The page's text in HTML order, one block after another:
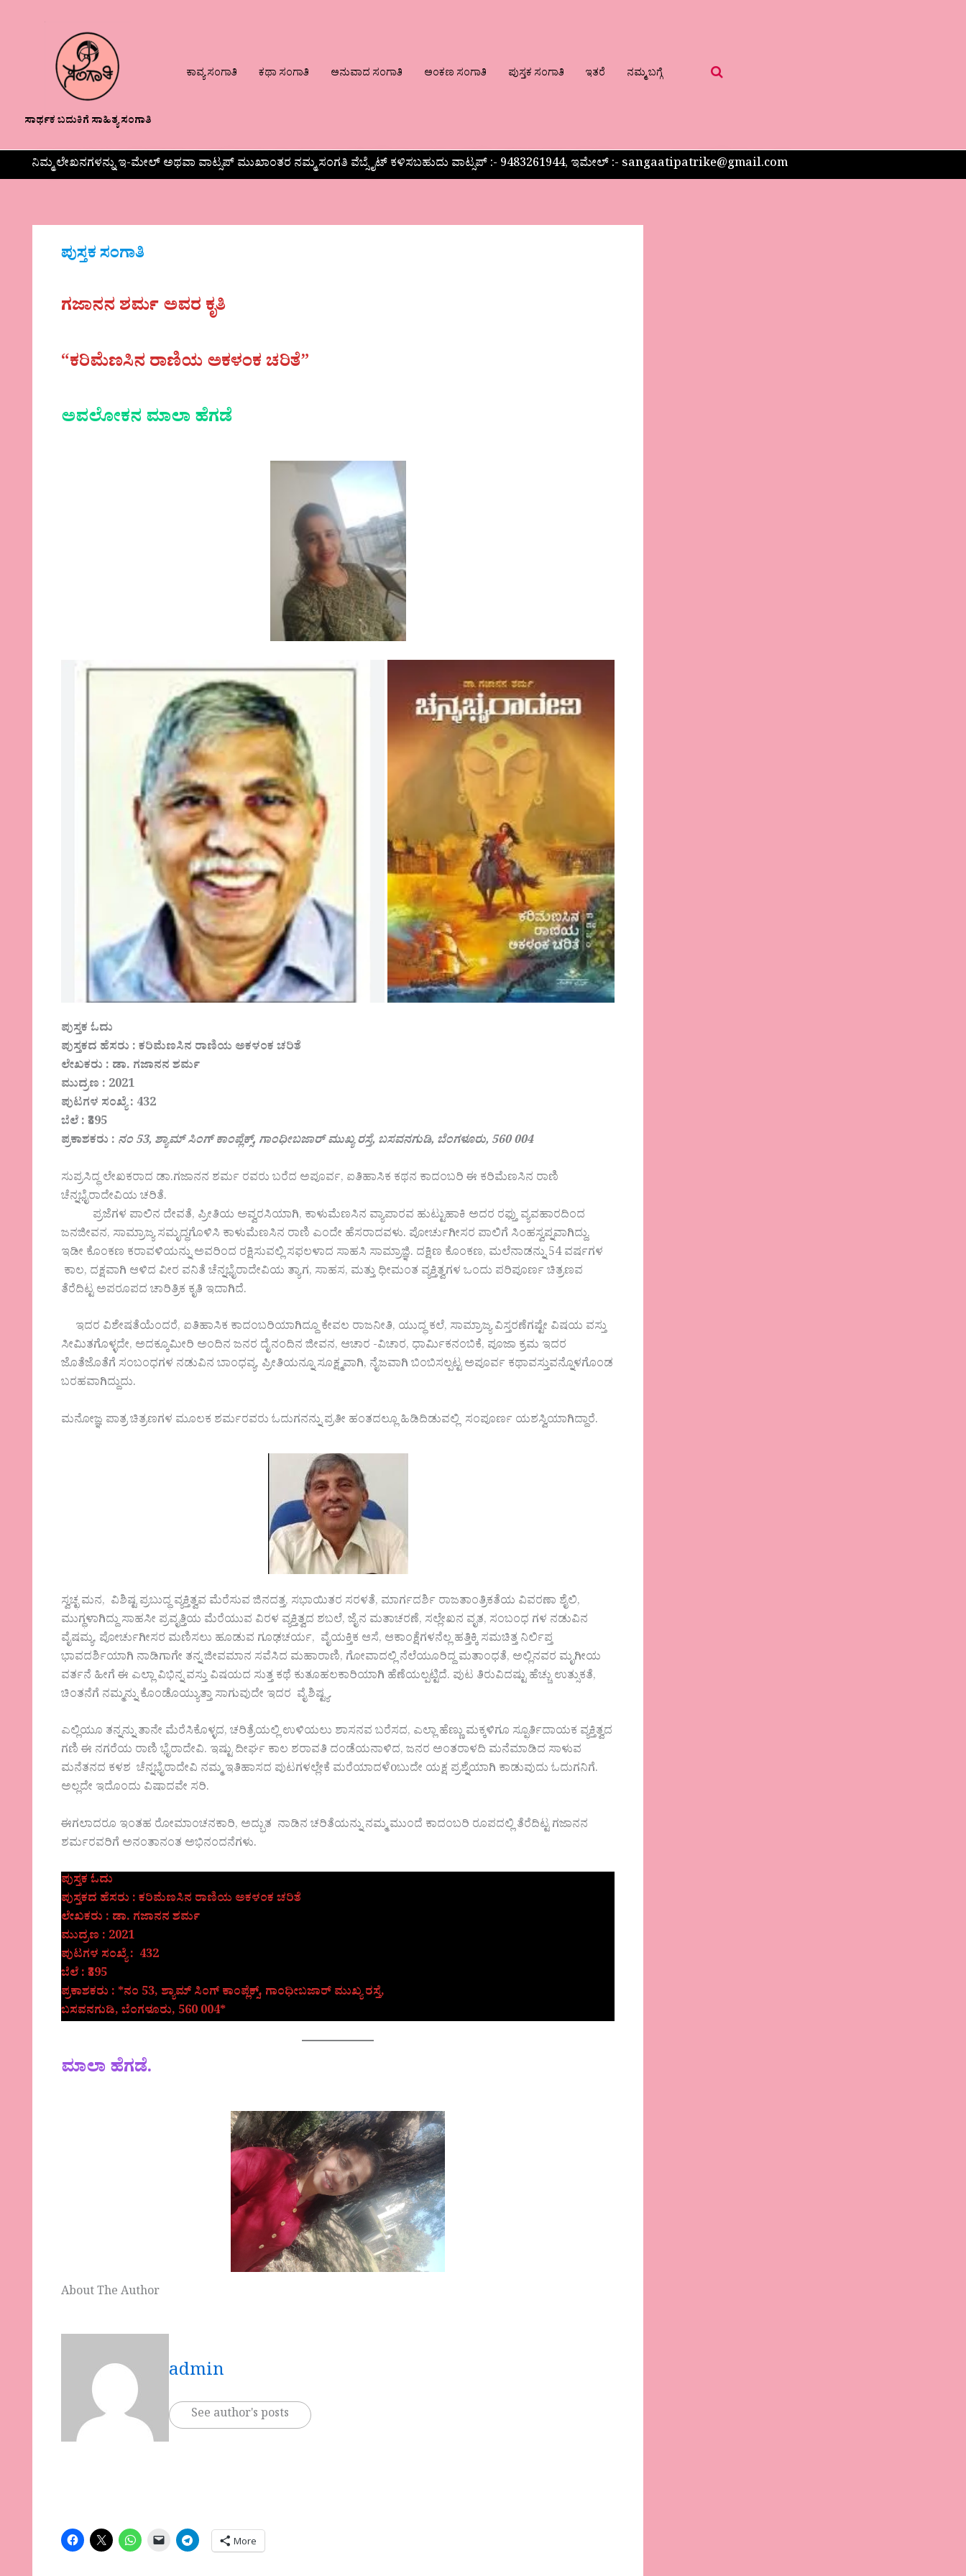
ಸಾರ್ಥಕ ಬದುಕಿಗೆ ಸಾಹಿತ್ಯ ಸಂಗಾತಿ
ಕಾವ್ಯ ಸಂಗಾತಿ ಕಥಾ ಸಂಗಾತಿ ಅನುವಾದ ಸಂಗಾತಿ ಅಂಕಣ ಸಂಗಾತಿ ಪುಸ್ತಕ ಸಂಗಾತಿ ಇತರೆ ನಮ್ಮ ಬಗ್ಗೆ
ನಿಮ್ಮ ಲೇಖನಗಳನ್ನು ಇ-ಮೇಲ್ ಅಥವಾ ವಾಟ್ಸಪ್ ಮುಖಾಂತರ ನಮ್ಮ ಸಂಗತಿ ವೆಬ್ಸೈಟ್ ಕಳಿಸಬಹುದು ವಾಟ್ಸಪ್‌ :- 9483261944, ಇಮೇಲ್ :- sangaatipatrike@gmail.com
ಪುಸ್ತಕ ಸಂಗಾತಿ
ಗಜಾನನ ಶರ್ಮ ಅವರ ಕೃತಿ
“ಕರಿಮೆಣಸಿನ ರಾಣಿಯ ಅಕಳಂಕ ಚರಿತೆ”
ಅವಲೋಕನ ಮಾಲಾ ಹೆಗಡೆ
ಪುಸ್ತಕ ಓದು
ಪುಸ್ತಕದ ಹೆಸರು : ಕರಿಮೆಣಸಿನ ರಾಣಿಯ ಅಕಳಂಕ ಚರಿತೆ
ಲೇಖಕರು : ಡಾ. ಗಜಾನನ ಶರ್ಮ
ಮುದ್ರಣ : 2021
ಪುಟಗಳ ಸಂಖ್ಯೆ : 432
ಬೆಲೆ : ₹395
ಪ್ರಕಾಶಕರು : ನಂ 53, ಶ್ಯಾಮ್ ಸಿಂಗ್ ಕಾಂಪ್ಲೆಕ್ಸ್, ಗಾಂಧೀಬಜಾರ್ ಮುಖ್ಯ ರಸ್ತೆ, ಬಸವನಗುಡಿ, ಬೆಂಗಳೂರು, 560 004
ಸುಪ್ರಸಿದ್ಧ ಲೇಖಕರಾದ ಡಾ.ಗಜಾನನ ಶರ್ಮ ರವರು ಬರೆದ ಅಪೂರ್ವ, ಐತಿಹಾಸಿಕ ಕಥನ ಕಾದಂಬರಿ ಈ ಕರಿಮೆಣಸಿನ ರಾಣಿ
ಚೆನ್ನಭೈರಾದೇವಿಯ ಚರಿತೆ.
ಪ್ರಜೆಗಳ ಪಾಲಿನ ದೇವತೆ, ಪ್ರೀತಿಯ ಅವ್ವರಸಿಯಾಗಿ, ಕಾಳುಮೆಣಸಿನ ವ್ಯಾಪಾರವ ಹುಟ್ಟುಹಾಕಿ ಅದರ ರಫ್ತು ವ್ಯವಹಾರದಿಂದ
ಜನಜೀವನ, ಸಾಮ್ರಾಜ್ಯ ಸಮೃದ್ಧಗೊಳಿಸಿ ಕಾಳುಮೆಣಸಿನ ರಾಣಿ ಎಂದೇ ಹೆಸರಾದವಳು. ಪೋರ್ಚುಗೀಸರ ಪಾಲಿಗೆ ಸಿಂಹಸ್ವಪ್ನವಾಗಿದ್ದು,
ಇಡೀ ಕೊಂಕಣ ಕರಾವಳಿಯನ್ನು ಅವರಿಂದ ರಕ್ಷಿಸುವಲ್ಲಿ ಸಫಲಳಾದ ಸಾಹಸಿ ಸಾಮ್ರಾಜ್ಞಿ. ದಕ್ಷಿಣ ಕೊಂಕಣ, ಮಲೆನಾಡನ್ನು 54 ವರ್ಷಗಳ
ಕಾಲ, ದಕ್ಷವಾಗಿ ಆಳಿದ ವೀರ ವನಿತೆ ಚೆನ್ನಭೈರಾದೇವಿಯ ತ್ಯಾಗ, ಸಾಹಸ, ಮತ್ತು ಧೀಮಂತ ವ್ಯಕ್ತಿತ್ವಗಳ ಒಂದು ಪರಿಪೂರ್ಣ ಚಿತ್ರಣವ
ತೆರೆದಿಟ್ಟ ಅಪರೂಪದ ಚಾರಿತ್ರಿಕ ಕೃತಿ ಇದಾಗಿದೆ.
ಇದರ ವಿಶೇಷತೆಯೆಂದರೆ, ಐತಿಹಾಸಿಕ ಕಾದಂಬರಿಯಾಗಿದ್ದೂ ಕೇವಲ ರಾಜನೀತಿ, ಯುದ್ಧ ಕಲೆ, ಸಾಮ್ರಾಜ್ಯ ವಿಸ್ತರಣೆಗಷ್ಟೇ ವಿಷಯ ವಸ್ತು
ಸೀಮಿತಗೊಳ್ಳದೇ, ಅದಕ್ಕೂಮೀರಿ ಅಂದಿನ ಜನರ ದೈನಂದಿನ ಜೀವನ, ಆಚಾರ -ವಿಚಾರ, ಧಾರ್ಮಿಕನಂಬಿಕೆ, ಪೂಜಾ ಕ್ರಮ ಇದರ
ಜೊತೆಜೊತೆಗೆ ಸಂಬಂಧಗಳ ನಡುವಿನ ಬಾಂಧವ್ಯ, ಪ್ರೀತಿಯನ್ನೂ ಸೂಕ್ಷ್ಮವಾಗಿ, ನೈಜವಾಗಿ ಬಿಂಬಿಸಲ್ಪಟ್ಟ ಅಪೂರ್ವ ಕಥಾವಸ್ತುವನ್ನೊಳಗೊಂಡ
ಬರಹವಾಗಿದ್ದುದು.
ಮನೋಜ್ಞ ಪಾತ್ರ ಚಿತ್ರಣಗಳ ಮೂಲಕ ಶರ್ಮರವರು ಓದುಗನನ್ನು ಪ್ರತೀ ಹಂತದಲ್ಲೂ ಹಿಡಿದಿಡುವಲ್ಲಿ ಸಂಪೂರ್ಣ ಯಶಸ್ವಿಯಾಗಿದ್ದಾರೆ.
ಸ್ವಚ್ಛ ಮನ, ವಿಶಿಷ್ಟ ಪ್ರಬುದ್ಧ ವ್ಯಕ್ತಿತ್ವವ ಮೆರೆಸುವ ಜಿನದತ್ತ, ಸಭಾಯಿತರ ಸರಳತೆ, ಮಾರ್ಗದರ್ಶಿ ರಾಜತಾಂತ್ರಿಕತೆಯ ವಿವರಣಾ ಶೈಲಿ,
ಮುಗ್ಧಳಾಗಿದ್ದು ಸಾಹಸೀ ಪ್ರವೃತ್ತಿಯ ಮೆರೆಯುವ ವಿರಳ ವ್ಯಕ್ತಿತ್ವದ ಶಬಲೆ, ಜೈನ ಮತಾಚರಣೆ, ಸಲ್ಲೇಖನ ವೃತ, ಸಂಬಂಧ ಗಳ ನಡುವಿನ
ವೈಷಮ್ಯ, ಪೋರ್ಚುಗೀಸರ ಮಣಿಸಲು ಹೂಡುವ ಗೂಢಚರ್ಯ, ವೈಯಕ್ತಿಕ ಆಸೆ, ಆಕಾಂಕ್ಷೆಗಳನೆಲ್ಲ ಹತ್ತಿಕ್ಕಿ ಸಮಚಿತ್ತ ನಿರ್ಲಿಪ್ತ
ಭಾವದರ್ಶಿಯಾಗಿ ನಾಡಿಗಾಗೇ ತನ್ನ ಜೀವಮಾನ ಸವೆಸಿದ ಮಹಾರಾಣಿ, ಗೋವಾದಲ್ಲಿ ನೆಲೆಯೂರಿದ್ದ ಮತಾಂಧತೆ, ಅಲ್ಲಿನವರ ಮೃಗೀಯ
ವರ್ತನೆ ಹೀಗೆ ಈ ಎಲ್ಲಾ ವಿಭಿನ್ನ ವಸ್ತು ವಿಷಯದ ಸುತ್ತ ಕಥೆ ಕುತೂಹಲಕಾರಿಯಾಗಿ ಹೆಣೆಯಲ್ಪಟ್ಟಿದೆ. ಪುಟ ತಿರುವಿದಷ್ಟು ಹೆಚ್ಚು ಉತ್ಸುಕತೆ,
ಚಿಂತನೆಗೆ ನಮ್ಮನ್ನು ಕೊಂಡೊಯ್ಯುತ್ತಾ ಸಾಗುವುದೇ ಇದರ ವೈಶಿಷ್ಟ್ಯ.
ಎಲ್ಲಿಯೂ ತನ್ನನ್ನು ತಾನೇ ಮೆರೆಸಿಕೊಳ್ಳದ, ಚರಿತ್ರೆಯಲ್ಲಿ ಉಳಿಯಲು ಶಾಸನವ ಬರೆಸದ, ಎಲ್ಲಾ ಹೆಣ್ಣು ಮಕ್ಕಳಿಗೂ ಸ್ಫೂರ್ತಿದಾಯಕ ವ್ಯಕ್ತಿತ್ವದ
ಗಣಿ ಈ ನಗರೆಯ ರಾಣಿ ಭೈರಾದೇವಿ. ಇಷ್ಟು ದೀರ್ಘ ಕಾಲ ಶರಾವತಿ ದಂಡೆಯನಾಳಿದ, ಜನರ ಅಂತರಾಳದಿ ಮನೆಮಾಡಿದ ಸಾಳುವ
ಮನೆತನದ ಕಳಶ ಚೆನ್ನಭೈರಾದೇವಿ ನಮ್ಮ ಇತಿಹಾಸದ ಪುಟಗಳಲ್ಲೇಕೆ ಮರೆಯಾದಳೆoಬುದೇ ಯಕ್ಷ ಪ್ರಶ್ನೆಯಾಗಿ ಕಾಡುವುದು ಓದುಗನಿಗೆ.
ಅಲ್ಲದೇ ಇದೊಂದು ವಿಷಾದವೇ ಸರಿ.
ಈಗಲಾದರೂ ಇಂತಹ ರೋಮಾಂಚನಕಾರಿ, ಅದ್ಭುತ ನಾಡಿನ ಚರಿತೆಯನ್ನು ನಮ್ಮ ಮುಂದೆ ಕಾದಂಬರಿ ರೂಪದಲ್ಲಿ ತೆರೆದಿಟ್ಟ ಗಜಾನನ
ಶರ್ಮರವರಿಗೆ ಅನಂತಾನಂತ ಅಭಿನಂದನೆಗಳು.
ಪುಸ್ತಕ ಓದು
ಪುಸ್ತಕದ ಹೆಸರು : ಕರಿಮೆಣಸಿನ ರಾಣಿಯ ಅಕಳಂಕ ಚರಿತೆ
ಲೇಖಕರು : ಡಾ. ಗಜಾನನ ಶರ್ಮ
ಮುದ್ರಣ : 2021
ಪುಟಗಳ ಸಂಖ್ಯೆ : 432
ಬೆಲೆ : ₹395
ಪ್ರಕಾಶಕರು : *ನಂ 53, ಶ್ಯಾಮ್ ಸಿಂಗ್ ಕಾಂಪ್ಲೆಕ್ಸ್, ಗಾಂಧೀಬಜಾರ್ ಮುಖ್ಯ ರಸ್ತೆ,
ಬಸವನಗುಡಿ, ಬೆಂಗಳೂರು, 560 004*
ಮಾಲಾ ಹೆಗಡೆ.
About The Author
admin
See author's posts
More